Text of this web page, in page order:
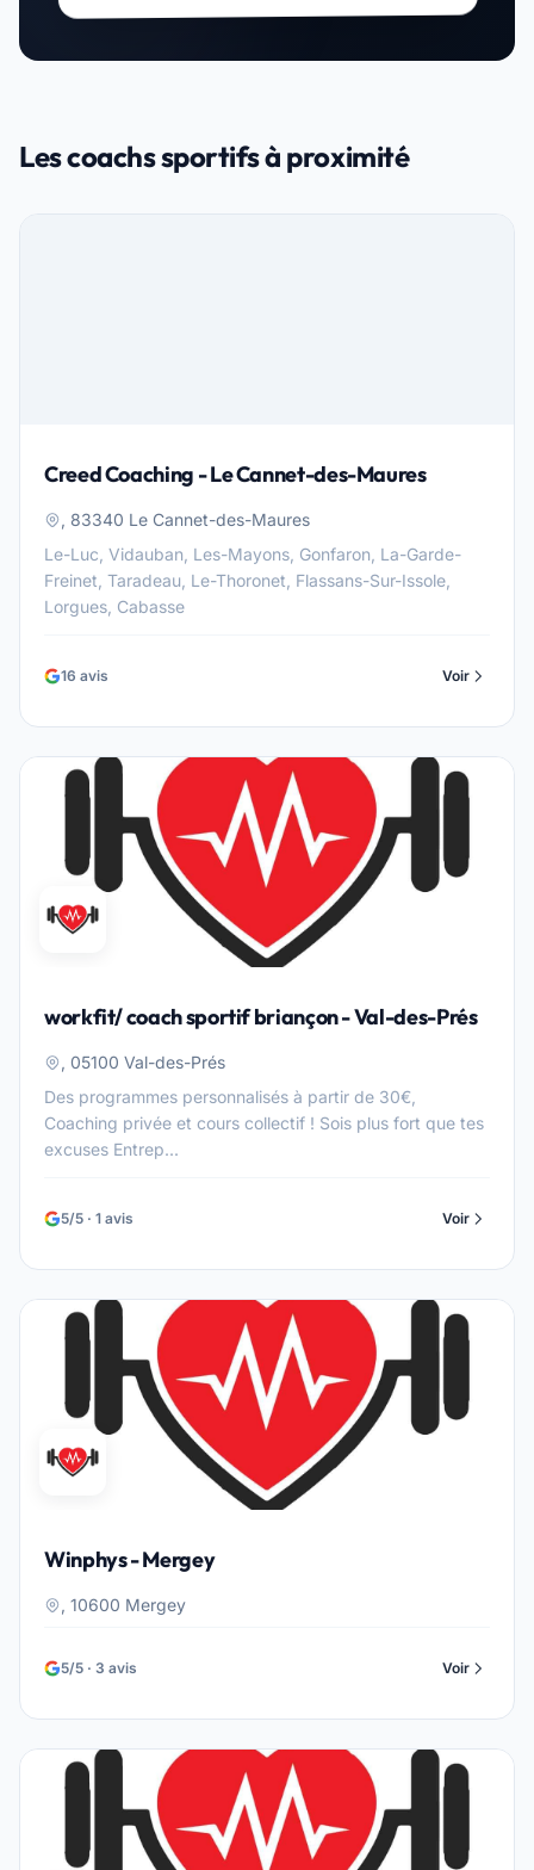
Les coachs sportifs à proximité
Creed Coaching - Le Cannet-des-Maures
, 83340 Le Cannet-des-Maures
Le-Luc, Vidauban, Les-Mayons, Gonfaron, La-Garde-
Freinet, Taradeau, Le-Thoronet, Flassans-Sur-Issole,
Lorgues, Cabasse
16 avis Voir
workfit/ coach sportif briançon - Val-des-Prés
, 05100 Val-des-Prés
Des programmes personnalisés à partir de 30€,
Coaching privée et cours collectif ! Sois plus fort que tes
excuses Entrep...
5/5 · 1 avis Voir
Winphys - Mergey
, 10600 Mergey
5/5 · 3 avis Voir